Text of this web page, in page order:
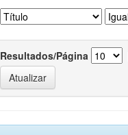
Resultados/Página